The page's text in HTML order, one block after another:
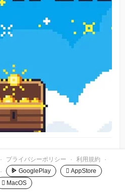
· プライバシーポリシー · 利用規約
·
· GooglePlay
 AppStore
 MacOS